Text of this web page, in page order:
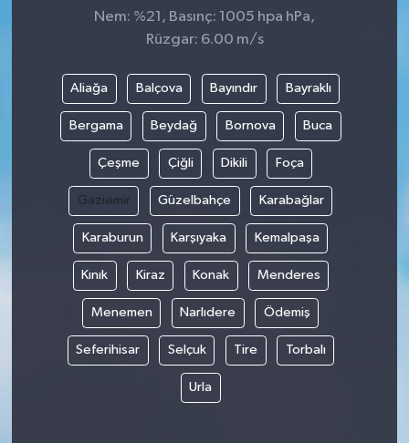
Nem: %21, Basınç: 1005 hpa hPa,
Rüzgar: 6.00 m/s
Aliağa Balçova Bayındır Bayraklı
Bergama Beydağ Bornova Buca
Çeşme Çiğli Dikili Foça
Gaziemir Güzelbahçe Karabağlar
Karaburun Karşıyaka Kemalpaşa
Kınık Kiraz Konak Menderes
Menemen Narlıdere Ödemiş
Seferihisar Selçuk Tire Torbalı
Urla